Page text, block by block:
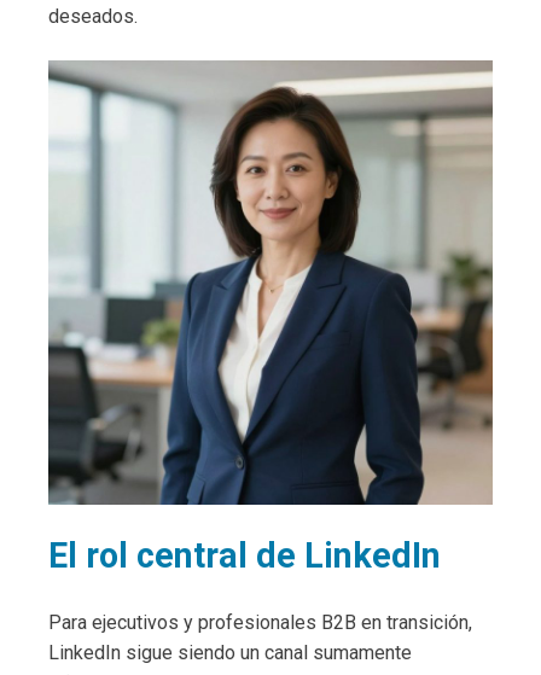
deseados.
El rol central de LinkedIn
Para ejecutivos y profesionales B2B en transición,
LinkedIn sigue siendo un canal sumamente